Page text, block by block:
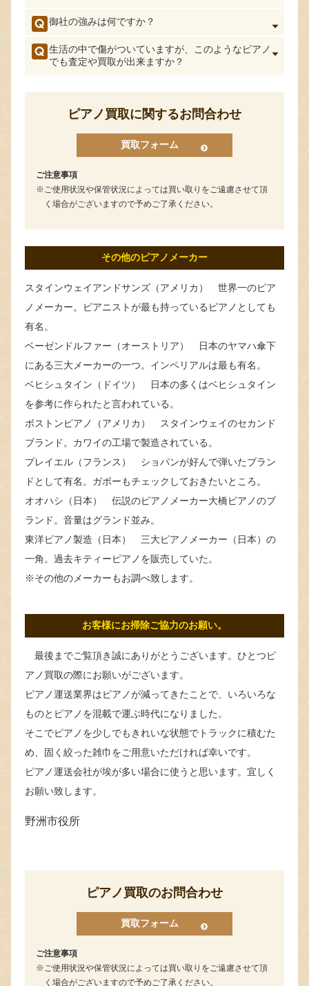
御社の強みは何ですか？
生活の中で傷がついていますが、このようなピアノ
でも査定や買取が出来ますか？
ピアノ買取に関するお問合わせ
買取フォーム
ご注意事項
ご使用状況や保管状況によっては買い取りをご遠慮させて頂
く場合がございますので予めご了承ください。
その他のピアノメーカー
スタインウェイアンドサンズ（アメリカ） 世界一のピア
ノメーカー。ピアニストが最も持っているピアノとしても
有名。
ベーゼンドルファー（オーストリア） 日本のヤマハ傘下
にある三大メーカーの一つ。インペリアルは最も有名。
ベヒシュタイン（ドイツ） 日本の多くはベヒシュタイン
を参考に作られたと言われている。
ボストンピアノ（アメリカ） スタインウェイのセカンド
ブランド。カワイの工場で製造されている。
プレイエル（フランス） ショパンが好んで弾いたブラン
ドとして有名。ガボーもチェックしておきたいところ。
オオハシ（日本） 伝説のピアノメーカー大橋ピアノのブ
ランド。音量はグランド並み。
東洋ピアノ製造（日本） 三大ピアノメーカー（日本）の
一角。過去キティーピアノを販売していた。
※その他のメーカーもお調べ致します。
お客様にお掃除ご協力のお願い。
最後までご覧頂き誠にありがとうございます。ひとつピ
アノ買取の際にお願いがございます。
ピアノ運送業界はピアノが減ってきたことで、いろいろな
ものとピアノを混載で運ぶ時代になりました。
そこでピアノを少しでもきれいな状態でトラックに積むた
め、固く絞った雑巾をご用意いただければ幸いです。
ピアノ運送会社が埃が多い場合に使うと思います。宜しく
お願い致します。
野洲市役所
ピアノ買取のお問合わせ
買取フォーム
ご注意事項
ご使用状況や保管状況によっては買い取りをご遠慮させて頂
く場合がございますので予めご了承ください。